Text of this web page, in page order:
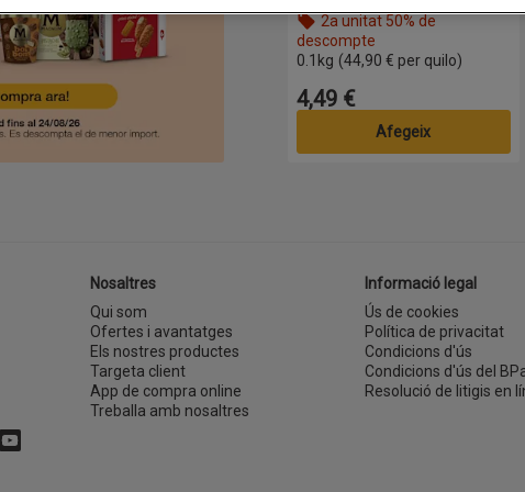
2a unitat 50% de
descompte
Nom de l’oferta: 2a unitat 50%
0.1kg (44,90 € per quilo)
Preu
4,49 €
Afegeix
Nosaltres
Qui som
Ofertes i avantatges
Els nostres productes
Targeta client
App de compra online
Treballa amb nosaltres
Informació legal
Ús de cookies
Política de privacitat
Condicions d'ús
Condicions d'ús del
Resolució de litigis en
una finestra nova)
en una finestra nova)
(s'obre en una finestra nova)
Youtube